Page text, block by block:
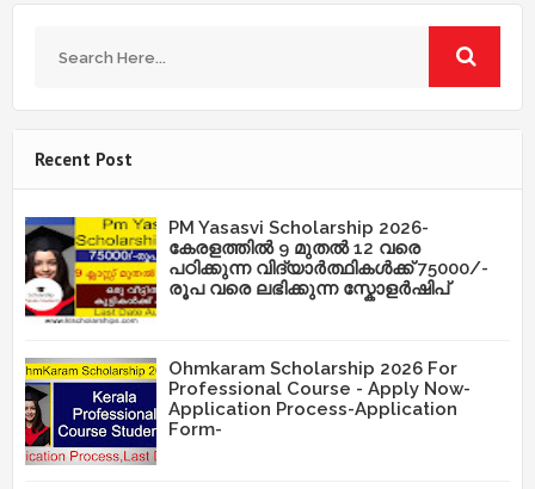
Recent Post
PM Yasasvi Scholarship 2026-
കേരളത്തിൽ 9 മുതൽ 12 വരെ
പഠിക്കുന്ന വിദ്യാർത്ഥികൾക്ക് 75000/-
രൂപ വരെ ലഭിക്കുന്ന സ്കോളർഷിപ്
Ohmkaram Scholarship 2026 For
Professional Course - Apply Now-
Application Process-Application
Form-